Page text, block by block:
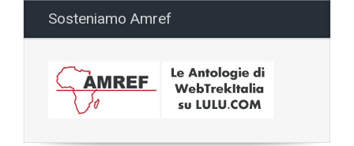
Sosteniamo Amref